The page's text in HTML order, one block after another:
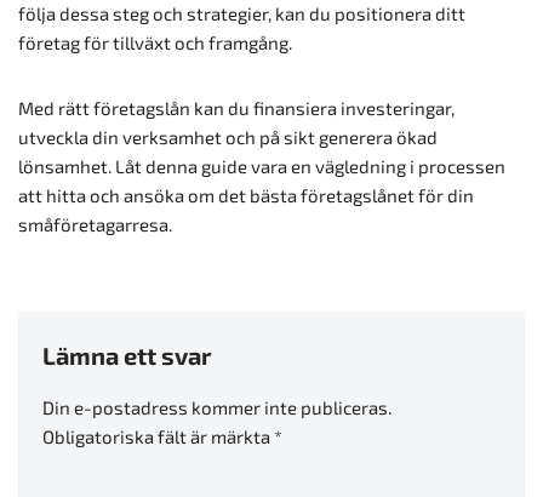
följa dessa steg och strategier, kan du positionera ditt
företag för tillväxt och framgång.
Med rätt företagslån kan du finansiera investeringar,
utveckla din verksamhet och på sikt generera ökad
lönsamhet. Låt denna guide vara en vägledning i processen
att hitta och ansöka om det bästa företagslånet för din
småföretagarresa.
Lämna ett svar
Din e-postadress kommer inte publiceras.
Obligatoriska fält är märkta *